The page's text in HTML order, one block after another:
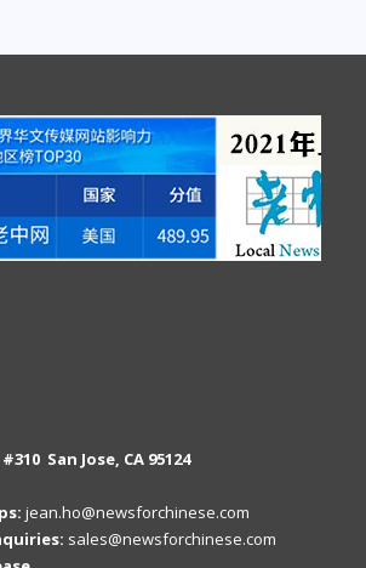
San Jose, CA 95124
jean.ho@newsforchinese.com
sales@newsforchinese.com